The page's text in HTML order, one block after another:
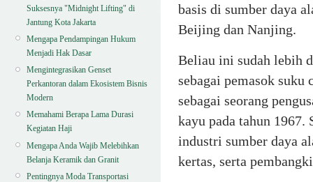
Suksesnya "Midnight Lifting" di
Jantung Kota Jakarta
Mengapa Pendampingan Hukum
Menjadi Hak Dasar
Mengintegrasikan Genset
Perkantoran dalam Ekosistem Bisnis
Modern
Memahami Berapa Lama Durasi
Kegiatan Haji
Mengapa Anda Wajib Melebihkan
Belanja Keramik dan Granit
Pentingnya Moda Transportasi
basis di sumber daya
Beijing dan Nanjing.
Beliau ini sudah lebih
sebagai pemasok
sebagai seorang
kayu pada tahun 1967.
industri sumber daya
kertas, serta